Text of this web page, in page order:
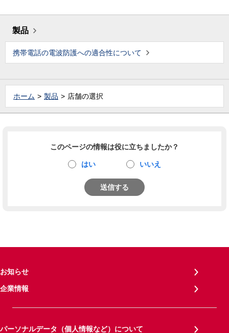
製品
携帯電話の電波防護への適合性について
ホーム 製品 店舗の選択
このページの情報は役に立ちましたか？
はい いいえ
送信する
お知らせ
企業情報
パーソナルデータ（個人情報など）について